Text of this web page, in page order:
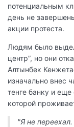
потенциальным
день не
акции протеста.
Людям было
центр”, но они
Алтынбек
изначально внес
тенге банку и
которой
"Я не